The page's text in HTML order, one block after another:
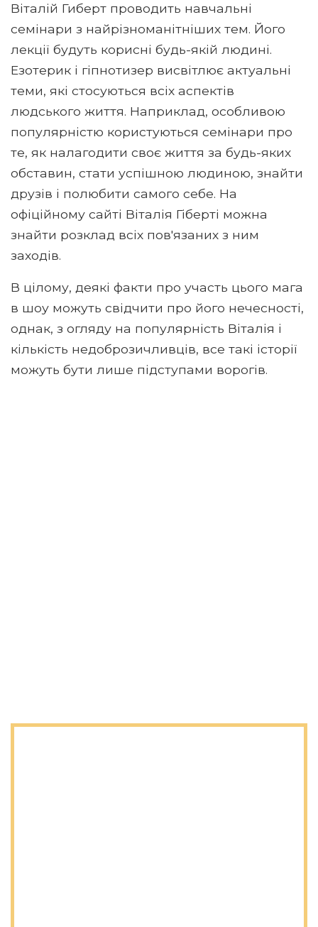
Віталій Гиберт проводить навчальні
семінари з найрізноманітніших тем. Його
лекції будуть корисні будь-якій людині.
Езотерик і гіпнотизер висвітлює актуальні
теми, які стосуються всіх аспектів
людського життя. Наприклад, особливою
популярністю користуються семінари про
те, як налагодити своє життя за будь-яких
обставин, стати успішною людиною, знайти
друзів і полюбити самого себе. На
офіційному сайті Віталія Гіберті можна
знайти розклад всіх пов'язаних з ним
заходів.
В цілому, деякі факти про участь цього мага
в шоу можуть свідчити про його нечесності,
однак, з огляду на популярність Віталія і
кількість недоброзичливців, все такі історії
можуть бути лише підступами ворогів.